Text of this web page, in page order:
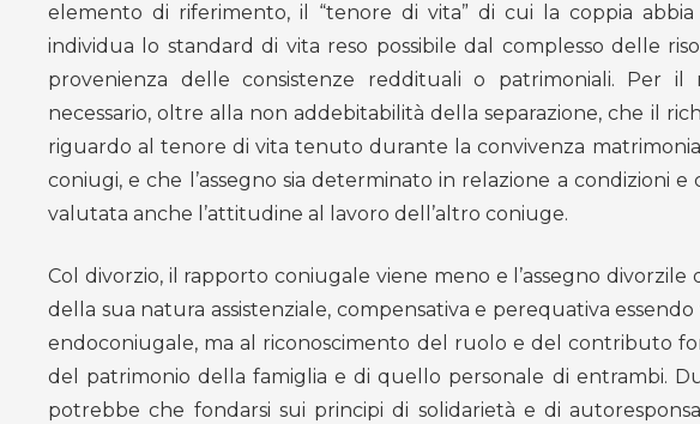
elemento di riferimento, il “tenore di vita” di cui la coppia
individua lo standard di vita reso possibile dal complesso delle
provenienza delle consistenze reddituali o patrimoniali. Per
necessario, oltre alla non addebitabilità della separazione, che il
riguardo al tenore di vita tenuto durante la convivenza
coniugi, e che l’assegno sia determinato in relazione a condizioni
valutata anche l’attitudine al lavoro dell’altro coniuge.
Col divorzio, il rapporto coniugale viene meno e l’assegno
della sua natura assistenziale, compensativa e perequativa
endoconiugale, ma al riconoscimento del ruolo e del contributo
del patrimonio della famiglia e di quello personale di entrambi.
potrebbe che fondarsi sui principi di solidarietà e di